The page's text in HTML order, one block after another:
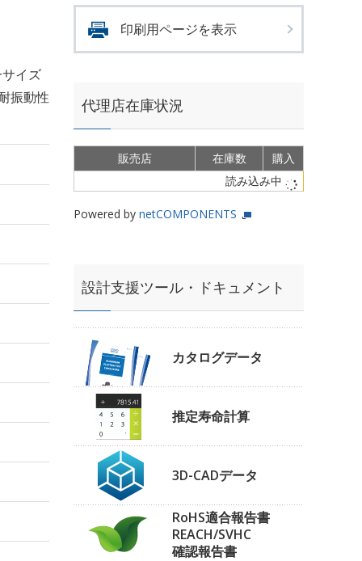
イズ
振動性
印刷用ページを表示
代理店在庫状況
販売店 在庫数
購入
読み込み中
Powered by netCOMPONENTS
設計支援ツール・ドキュメント
カタログデータ
推定寿命計算
3D-CADデータ
RoHS適合報告書
REACH/SVHC
確認報告書